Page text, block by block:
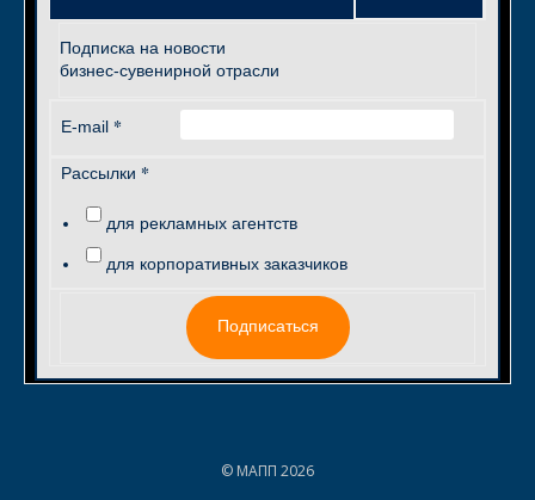
Подписка на новости
бизнес-сувенирной отрасли
E-mail *
Рассылки *
для рекламных агентств
для корпоративных заказчиков
Подписаться
© МАПП 2026